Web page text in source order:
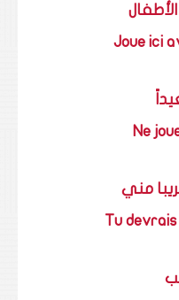
Joue ici
Ne
مني
Tu